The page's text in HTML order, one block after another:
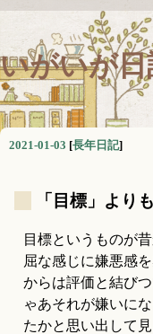
いがいが日
2021-01-03 [長年日記]
「目標」より
目標というものが
屈な感じに嫌悪感
からは評価と結び
ゃあそれが嫌いに
たかと思い出して